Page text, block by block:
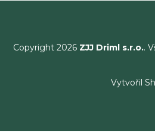
Copyright 2026 ZJJ Driml s.r.o..
Vytvořil